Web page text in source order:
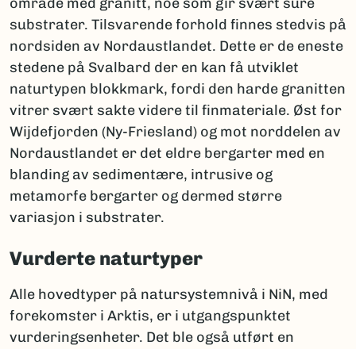
substrater. Tilsvarende forhold finnes stedvis på
nordsiden av Nordaustlandet. Dette er de eneste
stedene på Svalbard der en kan få utviklet
naturtypen blokkmark, fordi den harde granitten
vitrer svært sakte videre til finmateriale. Øst for
Wijdefjorden (Ny-Friesland) og mot norddelen av
Nordaustlandet er det eldre bergarter med en
blanding av sedimentære, intrusive og
metamorfe bergarter og dermed større
variasjon i substrater.
Vurderte naturtyper
Alle hovedtyper på natursystemnivå i NiN, med
forekomster i Arktis, er i utgangspunktet
vurderingsenheter. Det ble også utført en